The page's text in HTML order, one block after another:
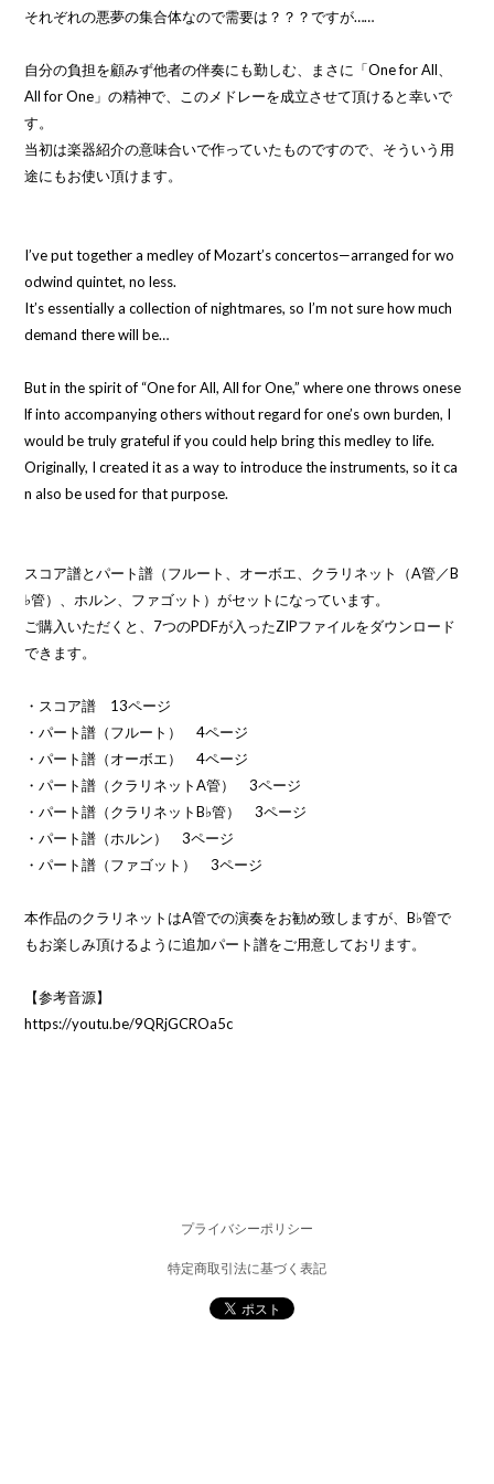
それぞれの悪夢の集合体なので需要は？？？ですが……
自分の負担を顧みず他者の伴奏にも勤しむ、まさに「One for All、
All for One」の精神で、このメドレーを成立させて頂けると幸いで
す。
当初は楽器紹介の意味合いで作っていたものですので、そういう用
途にもお使い頂けます。
I’ve put together a medley of Mozart’s concertos—arranged for wo
odwind quintet, no less.
It’s essentially a collection of nightmares, so I’m not sure how much
demand there will be…
But in the spirit of “One for All, All for One,” where one throws onese
lf into accompanying others without regard for one’s own burden, I
would be truly grateful if you could help bring this medley to life.
Originally, I created it as a way to introduce the instruments, so it ca
n also be used for that purpose.
スコア譜とパート譜（フルート、オーボエ、クラリネット（A管／B
♭管）、ホルン、ファゴット）がセットになっています。
ご購入いただくと、7つのPDFが入ったZIPファイルをダウンロード
できます。
・スコア譜 13ページ
・パート譜（フルート） 4ページ
・パート譜（オーボエ） 4ページ
・パート譜（クラリネットA管） 3ページ
・パート譜（クラリネットB♭管） 3ページ
・パート譜（ホルン） 3ページ
・パート譜（ファゴット） 3ページ
本作品のクラリネットはA管での演奏をお勧め致しますが、B♭管で
もお楽しみ頂けるように追加パート譜をご用意しておリます。
【参考音源】
https://youtu.be/9QRjGCROa5c
プライバシーポリシー
特定商取引法に基づく表記